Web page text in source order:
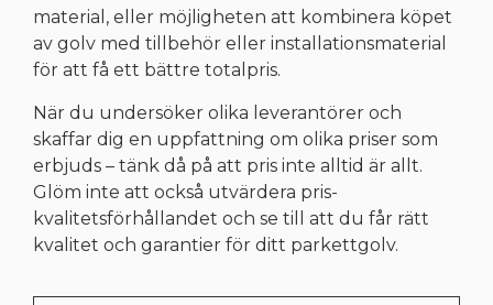
material, eller möjligheten att kombinera köpet
av golv med tillbehör eller installationsmaterial
för att få ett bättre totalpris.
När du undersöker olika leverantörer och
skaffar dig en uppfattning om olika priser som
erbjuds – tänk då på att pris inte alltid är allt.
Glöm inte att också utvärdera pris-
kvalitetsförhållandet och se till att du får rätt
kvalitet och garantier för ditt parkettgolv.